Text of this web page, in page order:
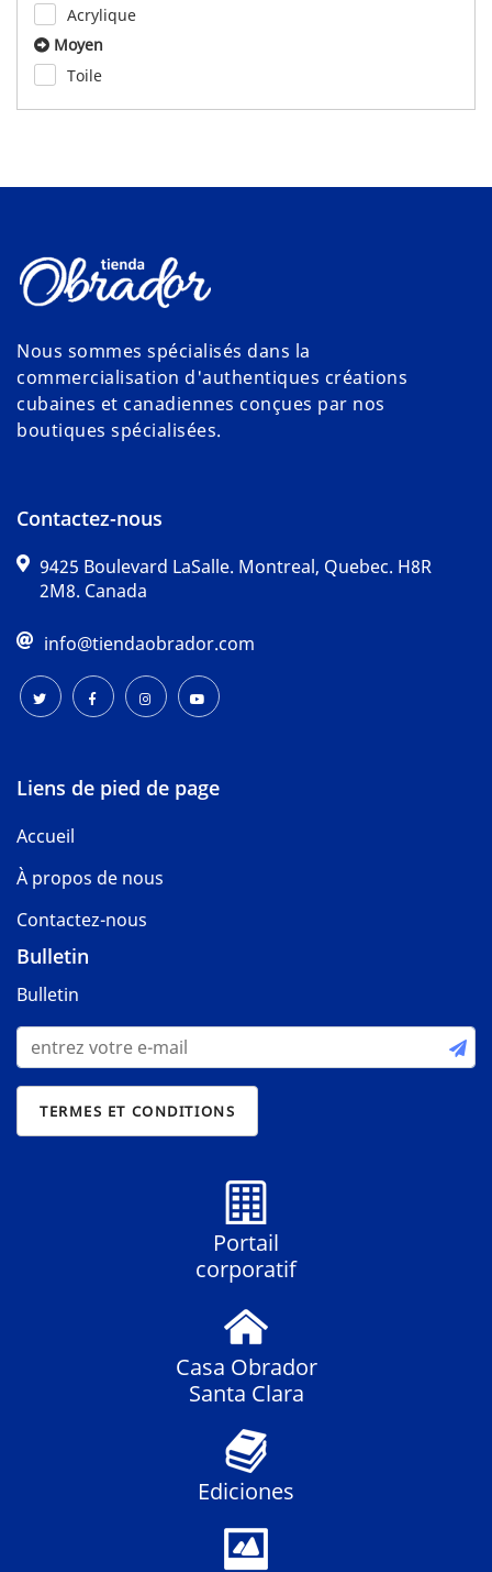
Acrylique
Moyen
Toile
Nous sommes spécialisés dans la
commercialisation d'authentiques créations
cubaines et canadiennes conçues par nos
boutiques spécialisées.
Contactez-nous
9425 Boulevard LaSalle. Montreal, Quebec. H8R
2M8. Canada
info@tiendaobrador.com
Liens de pied de page
Accueil
À propos de nous
Contactez-nous
Bulletin
Bulletin
Portail
corporatif
Casa Obrador
Santa Clara
Ediciones